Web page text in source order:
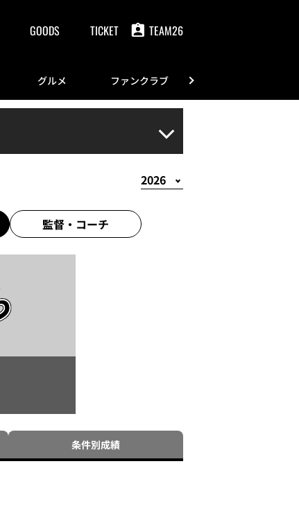
GOODS TICKET TEAM26
グルメ ファンクラブ
監督・ コーチ
条件別成績